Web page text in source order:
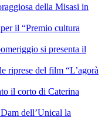
della Misasi in
il “Premio cultura
si presenta il
riprese del film “L’agorà
il corto di Caterina
dell’Unical la